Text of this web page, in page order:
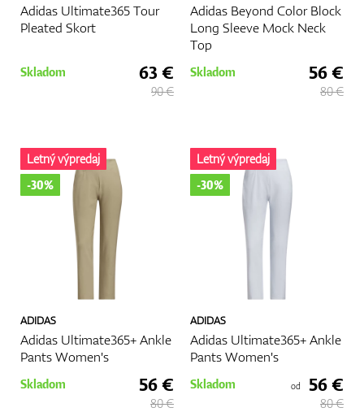
Adidas Ultimate365 Tour
Pleated Skort
Skladom 63 €
90 €
Adidas Beyond Color Block
Long Sleeve Mock Neck
Top
Skladom 56 €
80 €
ADIDAS
Adidas Ultimate365+ Ankle
Pants Women's
Letný výpredaj
-30%
Skladom 56 €
80 €
ADIDAS
Adidas Ultimate365+ Ankle
Pants Women's
Letný výpredaj
-30%
Skladom od 56 €
80 €